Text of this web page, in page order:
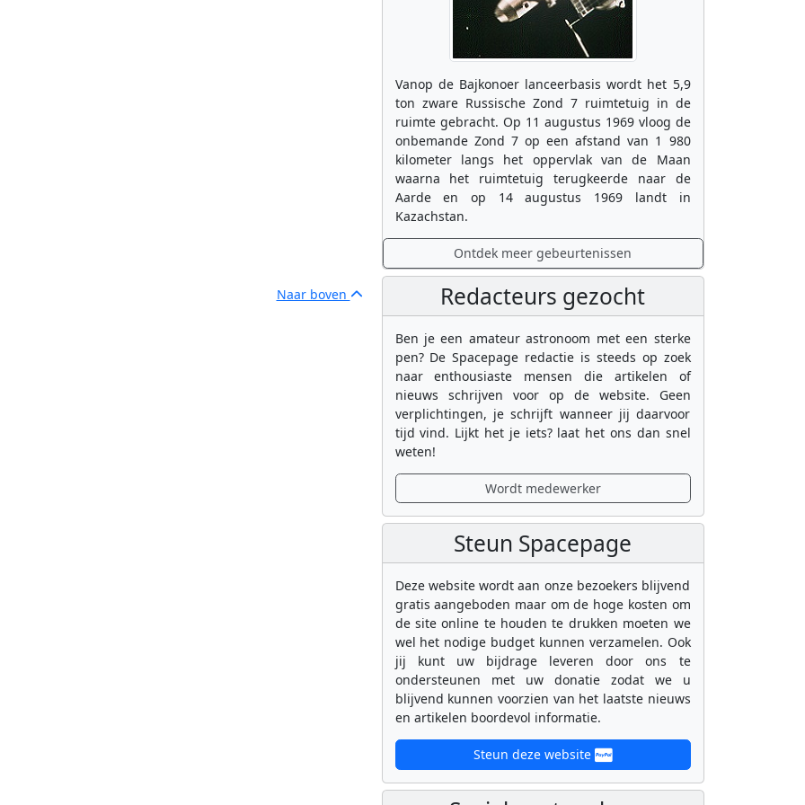
Naar boven
Vanop de Bajkonoer lanceerbasis wordt het 5,9
ton zware Russische Zond 7 ruimtetuig in de
ruimte gebracht. Op 11 augustus 1969 vloog de
onbemande Zond 7 op een afstand van 1 980
kilometer langs het oppervlak van de Maan
waarna het ruimtetuig terugkeerde naar de
Aarde en op 14 augustus 1969 landt in
Kazachstan.
Ontdek meer gebeurtenissen
Redacteurs gezocht
Ben je een amateur astronoom met een sterke
pen? De Spacepage redactie is steeds op zoek
naar enthousiaste mensen die artikelen of
nieuws schrijven voor op de website. Geen
verplichtingen, je schrijft wanneer jij daarvoor
tijd vind. Lijkt het je iets? laat het ons dan snel
weten!
Wordt medewerker
Steun Spacepage
Deze website wordt aan onze bezoekers blijvend
gratis aangeboden maar om de hoge kosten om
de site online te houden te drukken moeten we
wel het nodige budget kunnen verzamelen. Ook
jij kunt uw bijdrage leveren door ons te
ondersteunen met uw donatie zodat we u
blijvend kunnen voorzien van het laatste nieuws
en artikelen boordevol informatie.
Steun deze website